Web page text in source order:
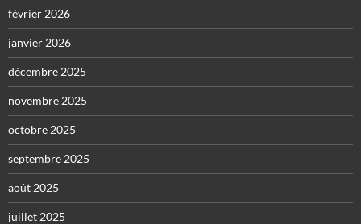
février 2026
janvier 2026
décembre 2025
novembre 2025
octobre 2025
septembre 2025
août 2025
juillet 2025